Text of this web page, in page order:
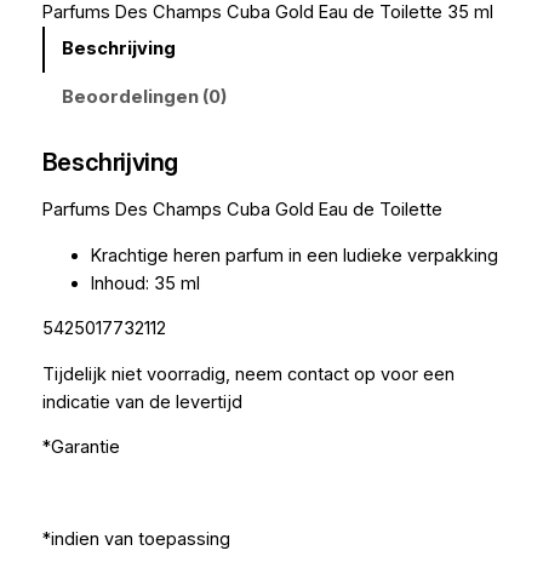
Parfums Des Champs Cuba Gold Eau de Toilette 35 ml
Beschrijving
Beoordelingen (0)
Beschrijving
Parfums Des Champs Cuba Gold Eau de Toilette
Krachtige heren parfum in een ludieke verpakking
Inhoud: 35 ml
5425017732112
Tijdelijk niet voorradig, neem contact op voor een
indicatie van de levertijd
*Garantie
*indien van toepassing